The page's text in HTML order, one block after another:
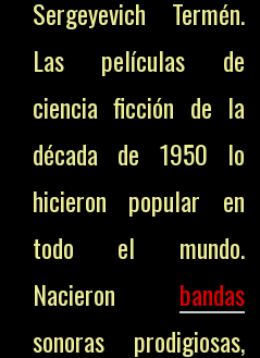
Sergeyevich Termén.
Las películas de
ciencia ficción de la
década de 1950 lo
hicieron popular en
todo el mundo.
Nacieron bandas
sonoras prodigiosas,